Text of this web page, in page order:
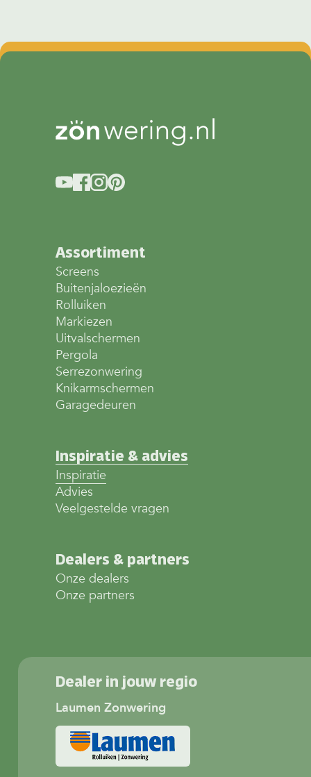
Assortiment
Screens
Buitenjaloezieën
Rolluiken
Markiezen
Uitvalschermen
Pergola
Serrezonwering
Knikarmschermen
Garagedeuren
Inspiratie & advies
Inspiratie
Advies
Veelgestelde vragen
Dealers & partners
Onze dealers
Onze partners
Dealer in jouw regio
Laumen Zonwering